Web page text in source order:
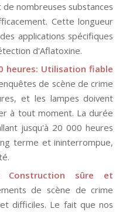
nombreuses substances
Cette longueur
applications spécifiques
d'Aflatoxine.
heures: Utilisation fiable
de scène de crime
et les lampes doivent
à tout moment. La durée
jusqu'à 20 000 heures
terme et ininterrompue,
Construction sûre et
de scène de crime
difficiles. Le fait que nos